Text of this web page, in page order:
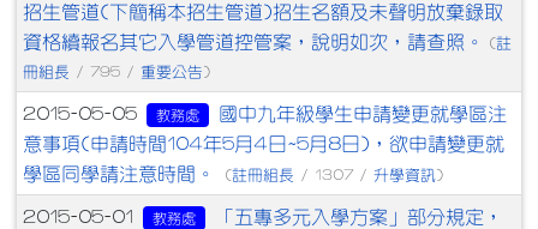
招生管道(下簡稱本招生管道)招生名額及未聲明放棄錄取
資格續報名其它入學管道控管案，說明如次，請查照。
(註
冊組長 / 795 / 重要公告 )
2015-05-05 教務處
國中九年級學生申請變更就學區注
意事項(申請時間104年5月4日~5月8日)，欲申請變更就
學區同學請注意時間。
(註冊組長 / 1307 / 升學資訊 )
2015-05-01 教務處
「五專多元入學方案」部分規定，